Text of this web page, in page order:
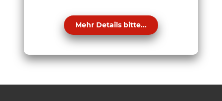
Mehr Details bitte...